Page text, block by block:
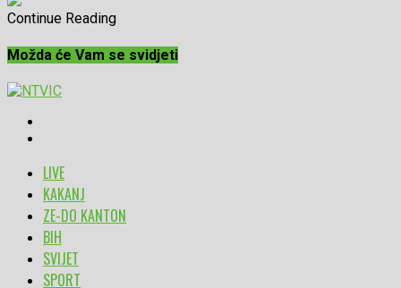
Continue Reading
Možda će Vam se svidjeti
LIVE
KAKANJ
ZE-DO KANTON
BIH
SVIJET
SPORT